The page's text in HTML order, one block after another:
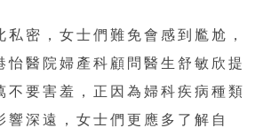
私密，女士們難免會感到尷尬，
怡醫院婦產科顧問醫生舒敏欣提
不要害羞，正因為婦科疾病種類
響深遠，女士們更應多了解自